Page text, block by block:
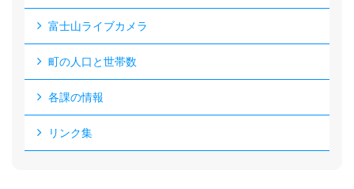
富士山ライブカメラ
町の人口と世帯数
各課の情報
リンク集